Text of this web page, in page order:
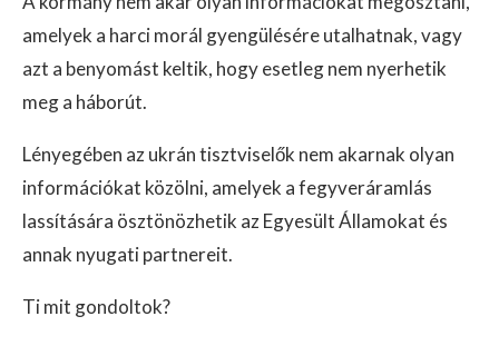
amelyek a harci morál gyengülésére utalhatnak, vagy
azt a benyomást keltik, hogy esetleg nem nyerhetik
meg a háborút.
Lényegében az ukrán tisztviselők nem akarnak olyan
információkat közölni, amelyek a fegyveráramlás
lassítására ösztönözhetik az Egyesült Államokat és
annak nyugati partnereit.
Ti mit gondoltok?